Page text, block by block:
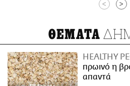
< >
ΘΕΜΑΤΑ
HEALTHY
πρωινό η
απαντά